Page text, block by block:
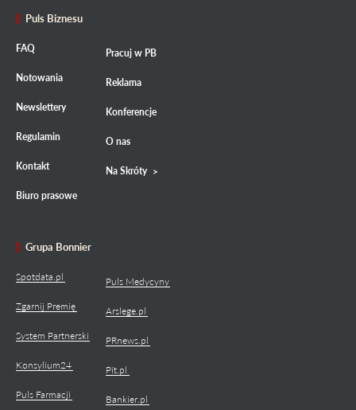
Puls Biznesu
FAQ
Notowania
Newslettery
Regulamin
Kontakt
Biuro prasowe
Pracuj w PB
Reklama
Konferencje
O nas
Na Skróty
Grupa Bonnier
Spotdata.pl
Zgarnij Premię
System Partnerski
Konsylium24
Puls Farmacji
Puls Medycyny
Arslege.pl
PRnews.pl
Pit.pl
Bankier.pl